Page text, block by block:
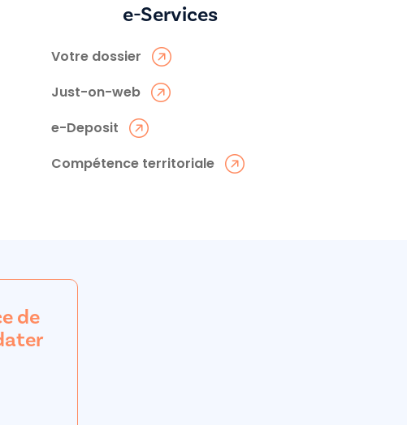
e-Services
Votre dossier
Just-on-web
e-Deposit
Compétence territoriale
de